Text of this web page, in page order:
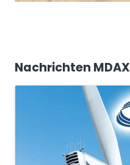
Nachrichten MDAX